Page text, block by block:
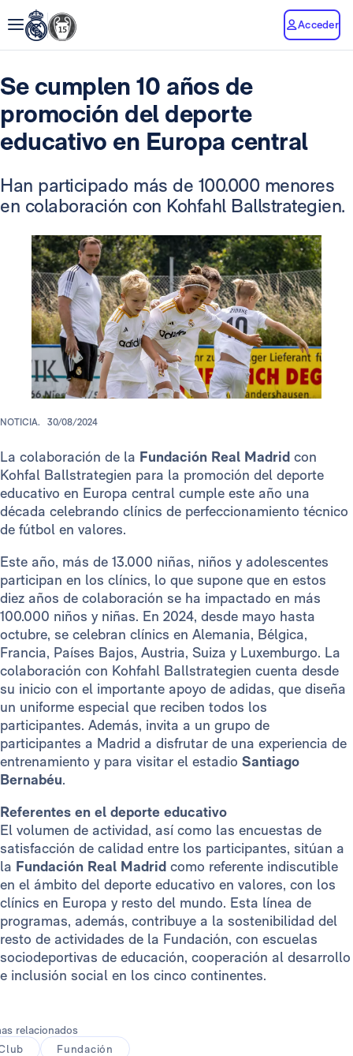
Acceder
Se cumplen 10 años de
promoción del deporte
educativo en Europa central
Han participado más de 100.000 menores
en colaboración con Kohfahl Ballstrategien.
NOTICIA. 30/08/2024
La colaboración de la Fundación Real Madrid con
Kohfal Ballstrategien para la promoción del deporte
educativo en Europa central cumple este año una
década celebrando clínics de perfeccionamiento técnico
de fútbol en valores.
Este año, más de 13.000 niñas, niños y adolescentes
participan en los clínics, lo que supone que en estos
diez años de colaboración se ha impactado en más
100.000 niños y niñas. En 2024, desde mayo hasta
octubre, se celebran clínics en Alemania, Bélgica,
Francia, Países Bajos, Austria, Suiza y Luxemburgo. La
colaboración con Kohfahl Ballstrategien cuenta desde
su inicio con el importante apoyo de adidas, que diseña
un uniforme especial que reciben todos los
participantes. Además, invita a un grupo de
participantes a Madrid a disfrutar de una experiencia de
entrenamiento y para visitar el estadio Santiago
Bernabéu.
Referentes en el deporte educativo
El volumen de actividad, así como las encuestas de
satisfacción de calidad entre los participantes, sitúan a
la Fundación Real Madrid como referente indiscutible
en el ámbito del deporte educativo en valores, con los
clínics en Europa y resto del mundo. Esta línea de
programas, además, contribuye a la sostenibilidad del
resto de actividades de la Fundación, con escuelas
sociodeportivas de educación, cooperación al desarrollo
e inclusión social en los cinco continentes.
relacionados
Fundación